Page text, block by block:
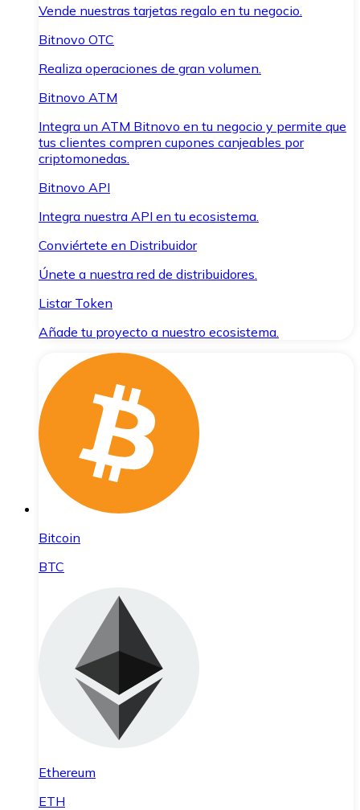
Vende nuestras tarjetas regalo en tu negocio.
Bitnovo OTC
Realiza operaciones de gran volumen.
Bitnovo ATM
Integra un ATM Bitnovo en tu negocio y permite que
tus clientes compren cupones canjeables por
criptomonedas.
Bitnovo API
Integra nuestra API en tu ecosistema.
Conviértete en Distribuidor
Únete a nuestra red de distribuidores.
Listar Token
Añade tu proyecto a nuestro ecosistema.
Bitcoin
BTC
Ethereum
ETH